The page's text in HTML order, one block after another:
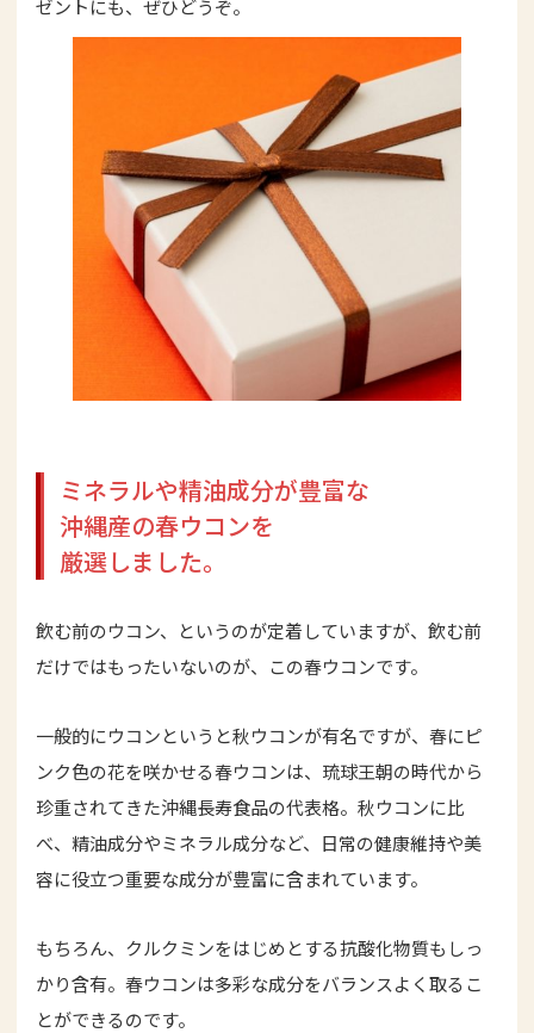
ゼントにも、ぜひどうぞ。
ミネラルや精油成分が豊富な
沖縄産の春ウコンを
厳選しました。
飲む前のウコン、というのが定着していますが、飲む前
だけではもったいないのが、この春ウコンです。
一般的にウコンというと秋ウコンが有名ですが、春にピ
ンク色の花を咲かせる春ウコンは、琉球王朝の時代から
珍重されてきた沖縄長寿食品の代表格。秋ウコンに比
べ、精油成分やミネラル成分など、日常の健康維持や美
容に役立つ重要な成分が豊富に含まれています。
もちろん、クルクミンをはじめとする抗酸化物質もしっ
かり含有。春ウコンは多彩な成分をバランスよく取るこ
とができるのです。